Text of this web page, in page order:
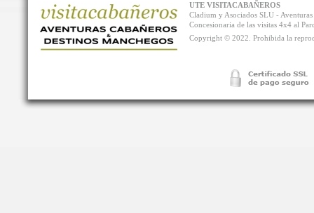
UTE VISITACABAÑEROS
Cladium y Asociados SLU -
Concesionaria de las visitas 4x4 al
Copyright © 2022. Prohibida la